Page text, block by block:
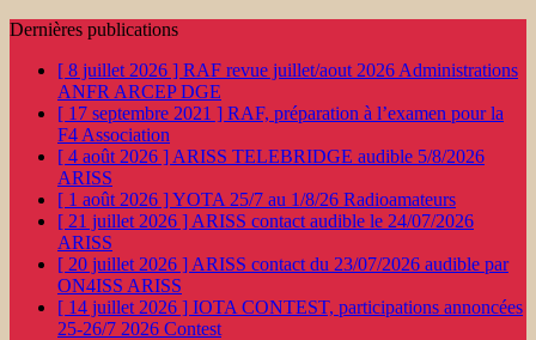
Dernières publications
[ 8 juillet 2026 ] RAF revue juillet/aout 2026 Administrations
ANFR ARCEP DGE
[ 17 septembre 2021 ] RAF, préparation à l’examen pour la
F4 Association
[ 4 août 2026 ] ARISS TELEBRIDGE audible 5/8/2026
ARISS
[ 1 août 2026 ]YOTA 25/7 au 1/8/26 Radioamateurs
[ 21 juillet 2026 ] ARISS contact audible le 24/07/2026
ARISS
[ 20 juillet 2026 ] ARISS contact du 23/07/2026 audible par
ON4ISS ARISS
[ 14 juillet 2026 ] IOTA CONTEST, participations annoncées
25-26/7 2026 Contest